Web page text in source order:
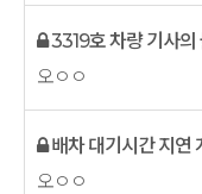
3319호 차량 기사의 불
오ㅇㅇ
배차 대기시간 지연
오ㅇㅇ